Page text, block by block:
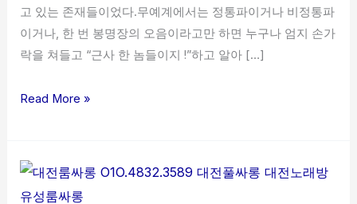
고 있는 존재들이었다.무예계에서는 정통파이거나 비정통파
이거나, 한 번 봉명장의 오음이라고만 하면 누구나 엄지 손가
락을 쳐들고 “근사 한 놈들이지 !”하고 알아 […]
Read More »
대
전